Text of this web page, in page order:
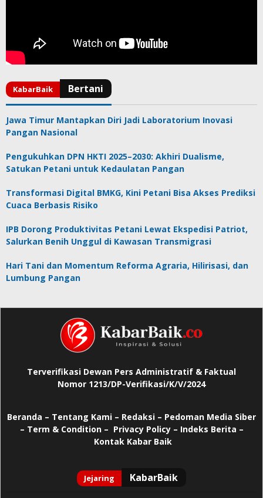
Jawa Timur Mantapkan Diri Jadi Laboratorium Inovasi
Pangan Nasional
Pengukuhkan DPN HKTI 2025–2030: Akhiri Dualisme,
Satukan Petani untuk Kedaulatan Pangan
Transformasi Digital BMKG, Kini Petani Bisa Akses Prediksi
Cuaca Berbasis Risiko
IPB Dorong Produktivitas Petani Lewat Ekspedisi Patriot,
Salurkan Benih Unggul di Kawasan Transmigrasi
Hari Tani dan Momentum Reforma Agraria, Hilirisasi, dan
Lumbung Pangan
Terverifikasi Dewan Pers Administratif & Faktual
Nomor 1213/DP-Verifikasi/K/V/2024
Beranda – Tentang Kami – Redaksi – Pedoman Media Siber
– Term & Condition – Privacy Policy– Indeks Berita –
Kontak Kabar Baik